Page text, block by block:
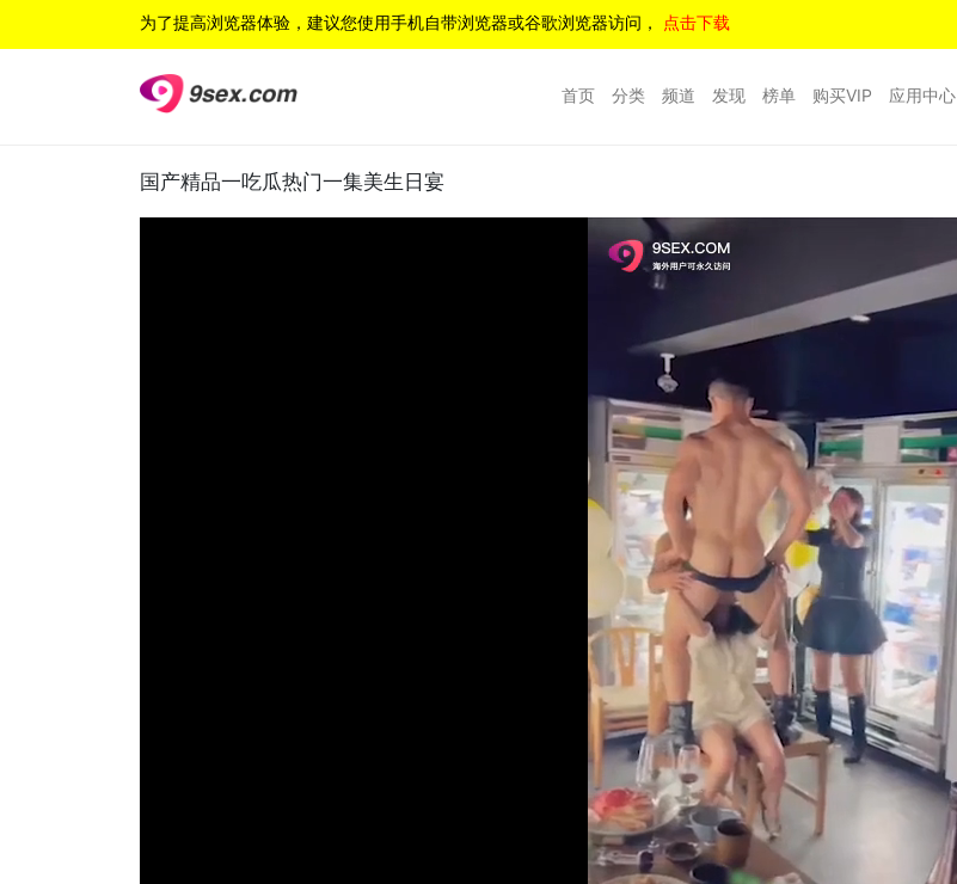
为了提高浏览器体验，建议您使用手机自带浏览器或谷歌浏览器访问， 点击下载
首页 分类 频道 发现 榜单 购买VIP 应用中心
国产精品一吃瓜热门一集美生日宴